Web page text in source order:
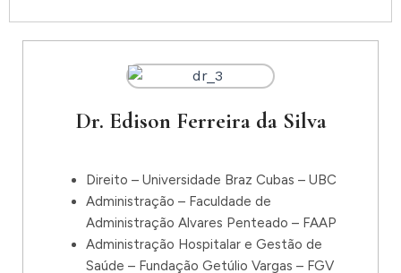
Dr. Edison Ferreira da Silva
Direito – Universidade Braz Cubas – UBC
Administração – Faculdade de
Administração Alvares Penteado – FAAP
Administração Hospitalar e Gestão de
Saúde – Fundação Getúlio Vargas – FGV